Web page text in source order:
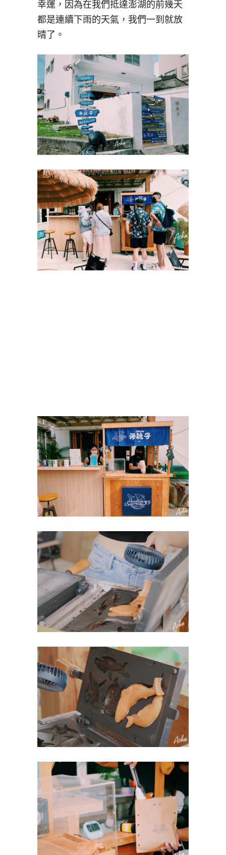
幸運，因為在我們抵達澎湖的前幾天
都是連續下雨的天氣，我們一到就放
晴了。